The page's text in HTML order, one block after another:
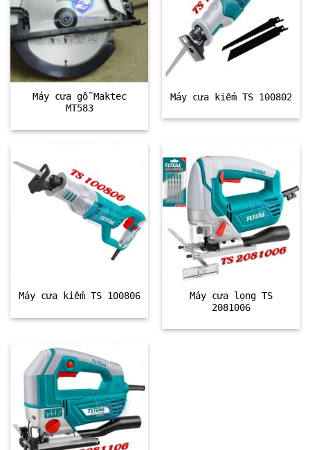
Máy cưa gỗ Maktec
MT583
Máy cưa kiếm TS 100802
Máy cưa kiếm TS 100806
Máy cưa lọng TS
2081006